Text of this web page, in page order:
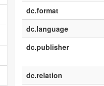
dc.format
dc.language
dc.publisher
dc.relation